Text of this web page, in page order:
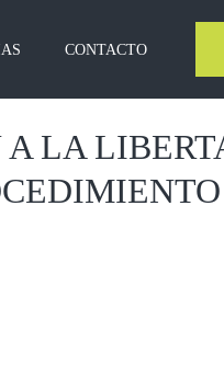
CONTACTO
A LA